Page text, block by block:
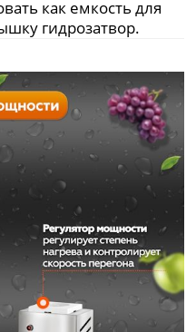
как емкость для
гидрозатвор.